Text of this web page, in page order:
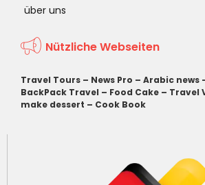
über uns
Nützliche Webseiten
Travel Tours – News Pro – Arabic news
BackPack Travel – Food Cake – Travel
make dessert – Cook Book